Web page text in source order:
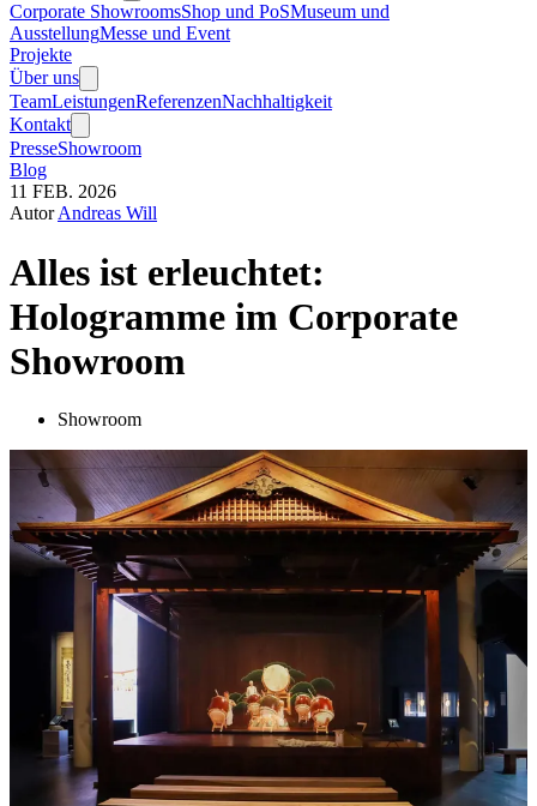
Corporate ShowroomsShop und PoSMuseum und
AusstellungMesse und Event
Projekte
Über uns
TeamLeistungenReferenzenNachhaltigkeit
Kontakt
PresseShowroom
Blog
11 FEB. 2026
AutorAndreas Will
Alles ist erleuchtet:
Hologramme im Corporate
Showroom
Showroom